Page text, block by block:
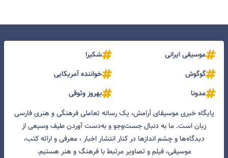
موسیقی ایرانی
شکیرا
گوگوش
خواننده آمریکایی
مدونا
بهروز وثوقی
پایگاه خبری موسیقای آرامش، یک رسانه تعاملی فرهنگی و هنری فارسی
زبان است. ما به دنبال جست‌و‌جو و به‌دست آوردن طیف وسیعی از
دیدگاه‌ها و چشم انداز‌ها در کنار انتشار اخبار ، معرفی و ارائه کتب،
موسیقی، فیلم و تصاویر مرتبط با فرهنگ و هنر هستیم.